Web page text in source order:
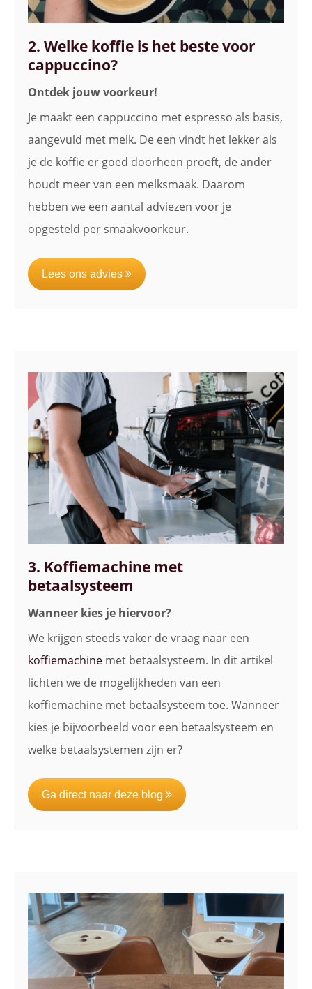
2. Welke koffie is het beste voor
cappuccino?
Ontdek jouw voorkeur!
Je maakt een cappuccino met espresso als basis,
aangevuld met melk. De een vindt het lekker als
je de koffie er goed doorheen proeft, de ander
houdt meer van een melksmaak. Daarom
hebben we een aantal adviezen voor je
opgesteld per smaakvoorkeur.
Lees ons advies
3. Koffiemachine met
betaalsysteem
Wanneer kies je hiervoor?
We krijgen steeds vaker de vraag naar een
koffiemachine met betaalsysteem. In dit artikel
lichten we de mogelijkheden van een
koffiemachine met betaalsysteem toe. Wanneer
kies je bijvoorbeeld voor een betaalsysteem en
welke betaalsystemen zijn er?
Ga direct naar deze blog